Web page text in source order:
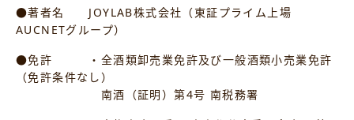
●著者名 JOYLAB株式会社（東証プライム上場
AUCNETグループ）
●免許 ・全酒類卸売業免許及び一般酒類小売業免許
（免許条件なし）
南酒（証明）第4号 南税務署